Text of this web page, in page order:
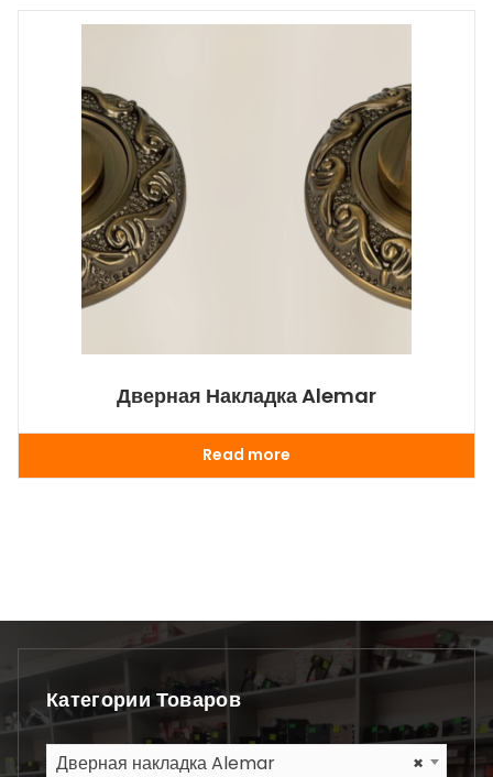
Дверная Накладка Alemar
Read more
Категории Товаров
×
Дверная накладка Alemar